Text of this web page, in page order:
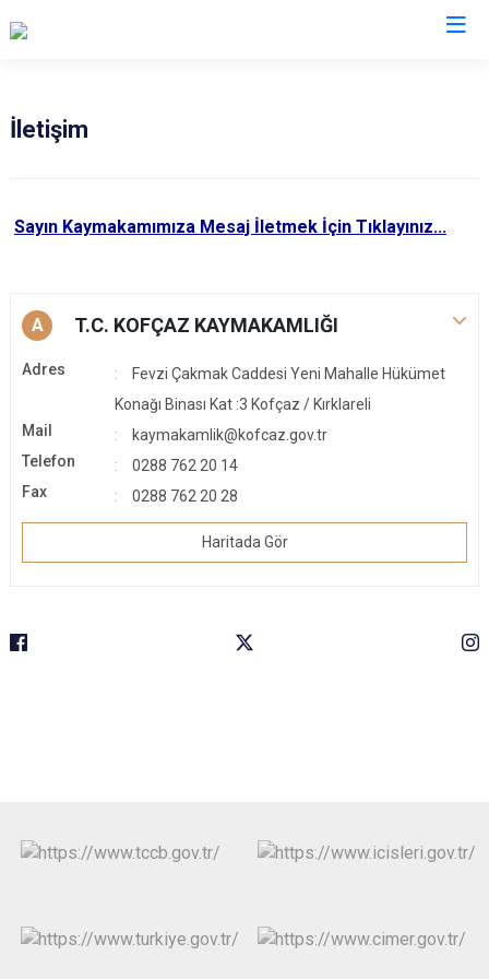
Kofçaz
Pehlivanköy
Pınarhisar
Vize
İletişim
Sayın Kaymakamımıza Mesaj İletmek İçin Tıklayınız...
A T.C. KOFÇAZ KAYMAKAMLIĞI
Adres
Fevzi Çakmak Caddesi Yeni Mahalle Hükümet
Konağı Binası Kat :3 Kofçaz / Kırklareli
Mail
kaymakamlik@kofcaz.gov.tr
Telefon
0288 762 20 14
Fax
0288 762 20 28
Haritada Gör